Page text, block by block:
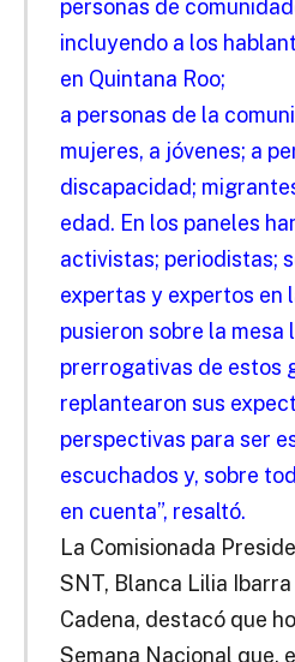
personas de
incluyendo a los
en Quintana Roo;
a personas de la
mujeres, a jóvenes; a
discapacidad;
edad. En los paneles
activistas; periodistas;
expertas y expertos en
pusieron sobre la mesa
prerrogativas de estos
replantearon sus
perspectivas para ser
escuchados y, sobre
en cuenta”, resaltó.
La Comisionada
SNT, Blanca Lilia Ibarra
Cadena, destacó que
Semana Nacional que,